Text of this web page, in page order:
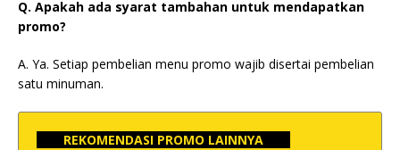
Q. Apakah ada syarat tambahan untuk mendapatkan
promo?
A. Ya. Setiap pembelian menu promo wajib disertai pembelian
satu minuman.
REKOMENDASI PROMO LAINNYA